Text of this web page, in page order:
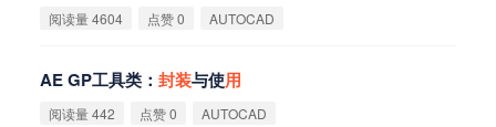
阅读量 4604 点赞 0 AUTOCAD
AE GP工具类： 封装与使用
阅读量 442 点赞 0 AUTOCAD